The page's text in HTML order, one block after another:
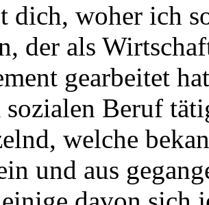
dich, woher ich
der als
gearbeitet
sozialen Beruf
welche
und aus